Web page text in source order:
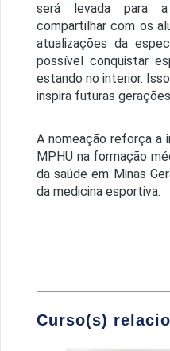
será levada para
compartilhar com os
atualizações da
possível conquistar
estando no interior.
inspira futuras
A nomeação reforça a
MPHU na formação
da saúde em Minas
da medicina esportiva.
Curso(s)